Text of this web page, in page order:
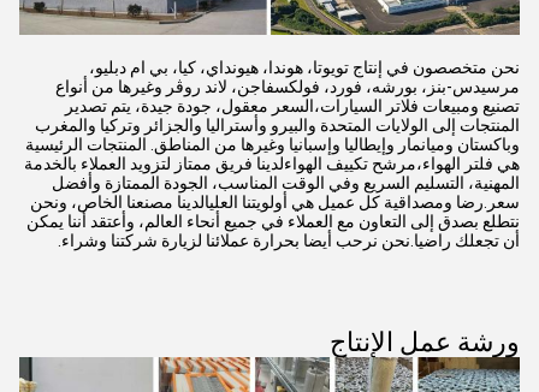
نحن متخصصون في إنتاج تويوتا، هوندا، هيونداي، كيا، بي ام دبليو،
مرسيدس-بنز، بورشه، فورد، فولكسفاجن، لاند روڤر وغيرها من أنواع
تصنيع ومبيعات فلاتر السيارات،السعر معقول، جودة جيدة، يتم تصدير
المنتجات إلى الولايات المتحدة والبيرو وأستراليا والجزائر وتركيا والمغرب
وباكستان وميانمار وإيطاليا وإسبانيا وغيرها من المناطق. المنتجات الرئيسية
هي فلتر الهواء،مرشح تكييف الهواءلدينا فريق ممتاز لتزويد العملاء بالخدمة
المهنية، التسليم السريع وفي الوقت المناسب، الجودة الممتازة وأفضل
سعر.رضا ومصداقية كل عميل هي أولويتنا العليالدينا مصنعنا الخاص، ونحن
نتطلع بصدق إلى التعاون مع العملاء في جميع أنحاء العالم، وأعتقد أننا يمكن
أن تجعلك راضيا.نحن نرحب أيضا بحرارة عملائنا لزيارة شركتنا وشراء.
ورشة عمل الإنتاج